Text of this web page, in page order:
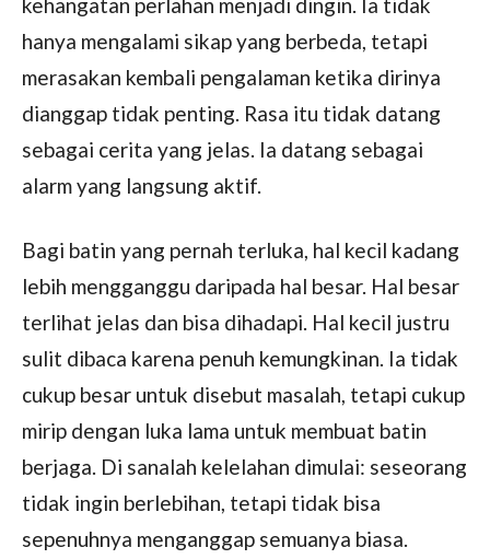
hanya mengalami sikap yang berbeda, tetapi
merasakan kembali pengalaman ketika dirinya
dianggap tidak penting. Rasa itu tidak datang
sebagai cerita yang jelas. Ia datang sebagai
alarm yang langsung aktif.
Bagi batin yang pernah terluka, hal kecil kadang
lebih mengganggu daripada hal besar. Hal besar
terlihat jelas dan bisa dihadapi. Hal kecil justru
sulit dibaca karena penuh kemungkinan. Ia tidak
cukup besar untuk disebut masalah, tetapi cukup
mirip dengan luka lama untuk membuat batin
berjaga. Di sanalah kelelahan dimulai: seseorang
tidak ingin berlebihan, tetapi tidak bisa
sepenuhnya menganggap semuanya biasa.